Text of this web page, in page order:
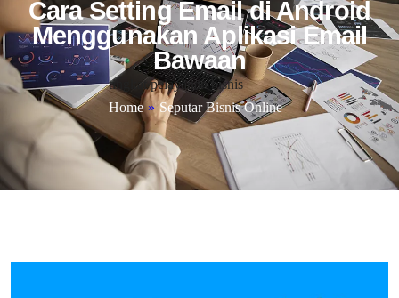
Cara Setting Email di Android
Menggunakan Aplikasi Email
Bawaan
tingkat pelayanan bisnis
Home » Seputar Bisnis Online